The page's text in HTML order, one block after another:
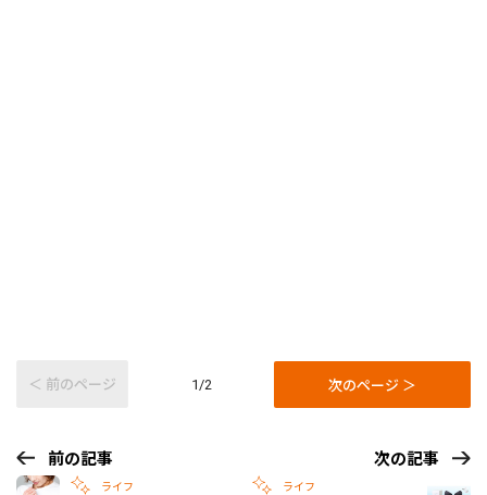
＜ 前のページ 1/2 次のページ ＞
前の記事
ライフ
次の記事
ライフ